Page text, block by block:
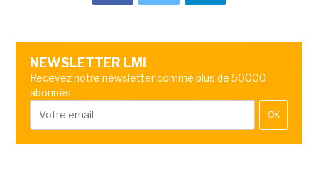
NEWSLETTER LMI
Recevez notre newsletter comme plus de 50000
abonnés
OK